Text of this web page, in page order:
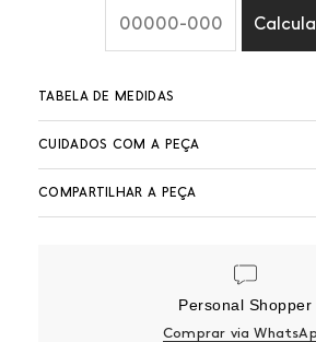
TABELA DE MEDIDAS
CUIDADOS COM A PEÇA
COMPARTILHAR A PEÇA
Personal Shopper
Comprar via